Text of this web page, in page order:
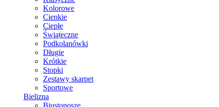
Kolorowe
Cienkie
Ciepłe
Świąteczne
Podkolanówki
Długie
Krótkie
Stopki
Zestawy skarpet
Sportowe
Bielizna
Biustonosze